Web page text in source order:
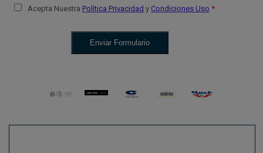
Acepta Nuestra Política Privacidad y Condiciones Uso